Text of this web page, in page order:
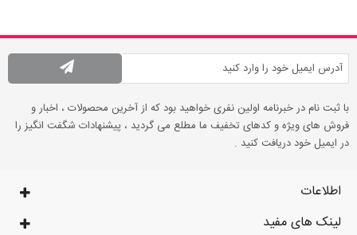
با ثبت نام در خبرنامه اولین نفری خواهید بود که از آخرین محصولات ، اخبار و
فروش های ویژه و کدهای تخفیف ما مطلع می گردید ، پیشنهادات شگفت انگیز را
در ایمیل خود دریافت کنید .
اطلاعات
لینک های مفید